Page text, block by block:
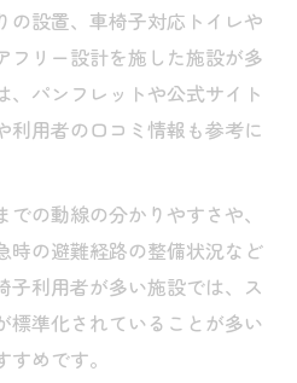
の設置、車椅子対応トイレや
フリー設計を施した施設が多
、パンフレットや公式サイト
利用者の口コミ情報も参考に
の動線の分かりやすさや、
時の避難経路の整備状況など
子利用者が多い施設では、ス
標準化されていることが多い
めです。